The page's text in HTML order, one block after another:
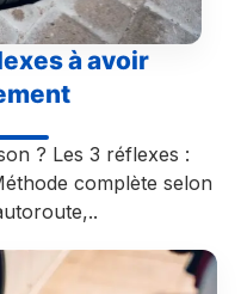
à avoir
? Les 3 réflexes :
complète selon